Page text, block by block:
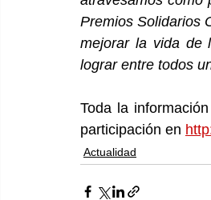
Premios Solidarios
mejorar la vida de
lograr entre todos
Toda la
participación en
Actualidad